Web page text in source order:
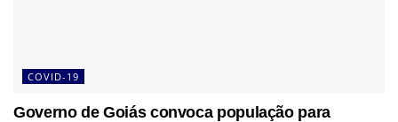
COVID-19
Governo de Goiás convoca população para